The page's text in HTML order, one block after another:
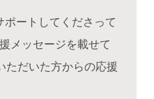
ポートしてくださって
メッセージを載せて
ただいた方からの応援